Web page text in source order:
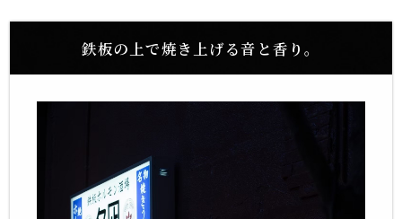
鉄板の上で焼き上げる音と香り。